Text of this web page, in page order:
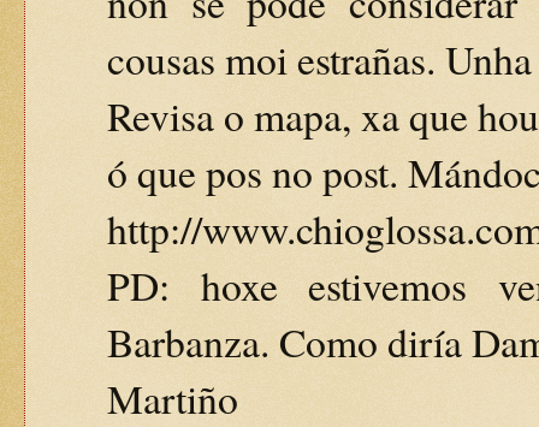
cousas moi estrañas.
Revisa o mapa, xa que
ó que pos no post.
http://
PD: hoxe estivemos
Barbanza. Como diría
Martiño